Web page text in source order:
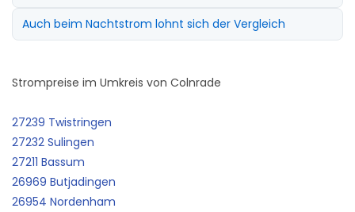
Auch beim Nachtstrom lohnt sich der Vergleich
Strompreise im Umkreis von Colnrade
27239 Twistringen
27232 Sulingen
27211 Bassum
26969 Butjadingen
26954 Nordenham